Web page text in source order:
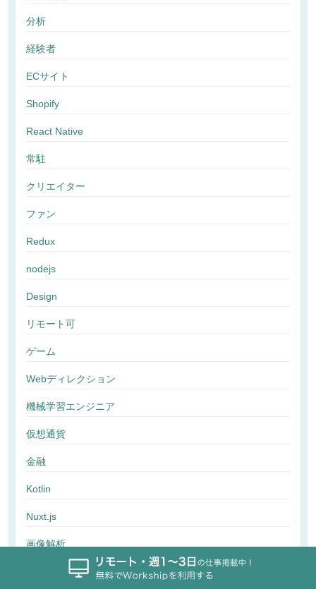
分析
経験者
ECサイト
Shopify
React Native
常駐
クリエイター
ファン
Redux
nodejs
Design
リモート可
ゲーム
Webディレクション
機械学習エンジニア
仮想通貨
金融
Kotlin
Nuxt.js
画像解析